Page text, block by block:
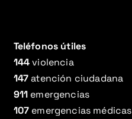
Teléfonos útiles
144violencia
147atención ciudadana
911 emergencias
107 emergencias médicas